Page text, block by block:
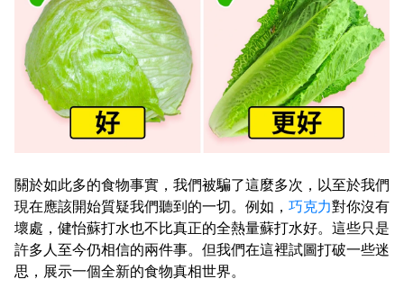
關於如此多的食物事實，我們被騙了這麼多次，以至於我們
現在應該開始質疑我們聽到的一切。例如， 巧克力對你沒有
壞處，健怡蘇打水也不比真正的全熱量蘇打水好。這些只是
許多人至今仍相信的兩件事。但我們在這裡試圖打破一些迷
思，展示一個全新的食物真相世界。